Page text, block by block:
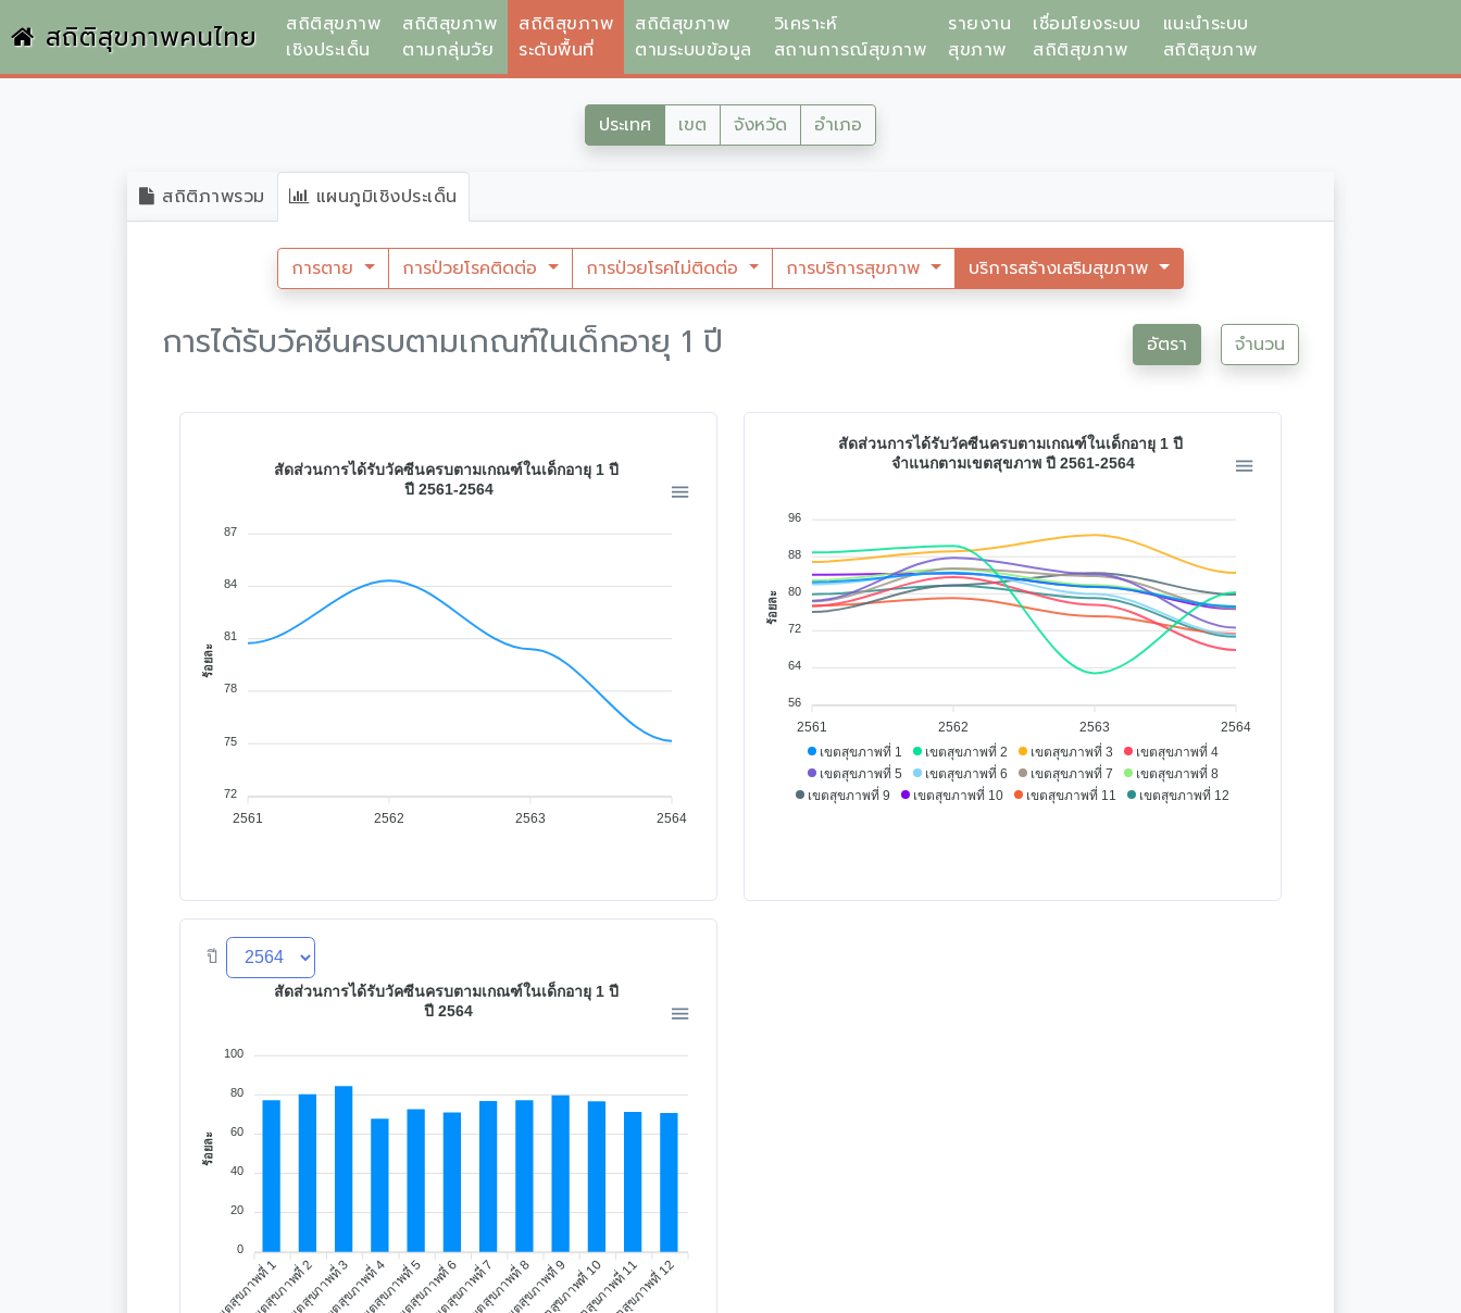
สถิติสุขภาพคนไทย
สถิติสุขภาพ
เชิงประเด็น
สถิติสุขภาพ
ตามกลุ่มวัย
สถิติสุขภาพ
ระดับพื้นที่
สถิติสุขภาพ
ตามระบบข้อมูล
วิเคราะห์
สถานการณ์สุขภาพ
รายงาน
สุขภาพ
เชื่อมโยงระบบ
สถิติสุขภาพ
แนะนำระบบ
สถิติสุขภาพ
ประเทศ เขต จังหวัด อำเภอ
สถิติภาพรวม แผนภูมิเชิงประเด็น
การตาย การป่วยโรคติดต่อ การป่วยโรคไม่ติดต่อ การบริการสุขภาพ บริการสร้างเสริมสุขภาพ
การได้รับวัคซีนครบตามเกณฑ์ในเด็กอายุ 1 ปี อัตรา จำนวน